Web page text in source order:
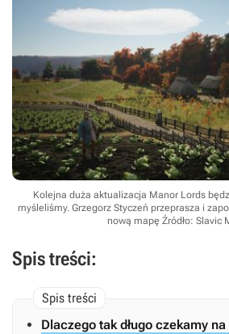
Kolejna duża aktualizacja Manor Lords
myśleliśmy. Grzegorz Styczeń przeprasza i
nową mapę Źródło: Slavic
Spis treści:
Dlaczego tak długo czekamy